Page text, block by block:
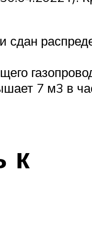
сдан
7 м3 в
к